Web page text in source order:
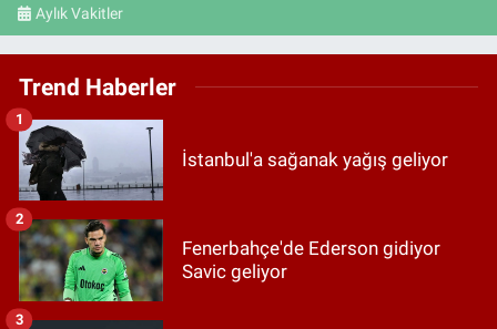
Aylık Vakitler
Trend Haberler
İstanbul'a sağanak yağış geliyor
1
Fenerbahçe'de Ederson gidiyor
Savic geliyor
2
3